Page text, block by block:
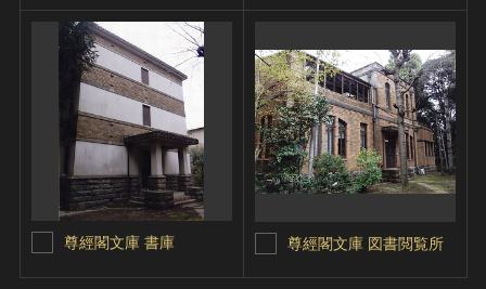
尊經閣文庫 書庫 尊經閣文庫 図書閲覧所